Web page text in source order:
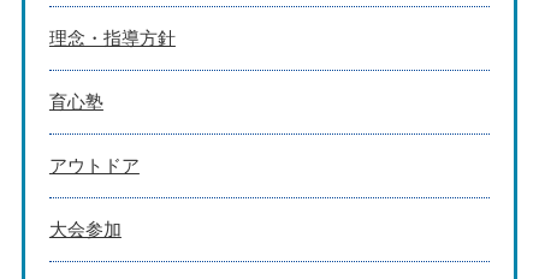
理念・指導方針
育心塾
アウトドア
大会参加